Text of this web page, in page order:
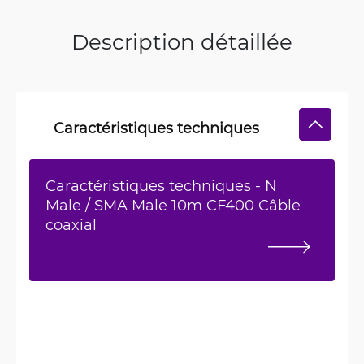
Description détaillée
Caractéristiques techniques
Caractéristiques techniques - N
Male / SMA Male 10m CF400 Câble
coaxial